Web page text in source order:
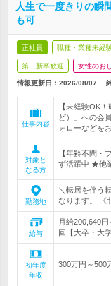
人生で一度きりの瞬
も可
正社員 職種・業種未経
第二新卒歓迎 女性のお
情報更新日：2026/08/07
仕事内容
【未経験OK
ど）」への会
ォローなどを
対象と
なる方
【年齢不問
ず活躍中 ★他
勤務地
＼転居を伴う
なります。 《
給与
月給200,640
回【大卒・大
初年度
年収
300万円～500